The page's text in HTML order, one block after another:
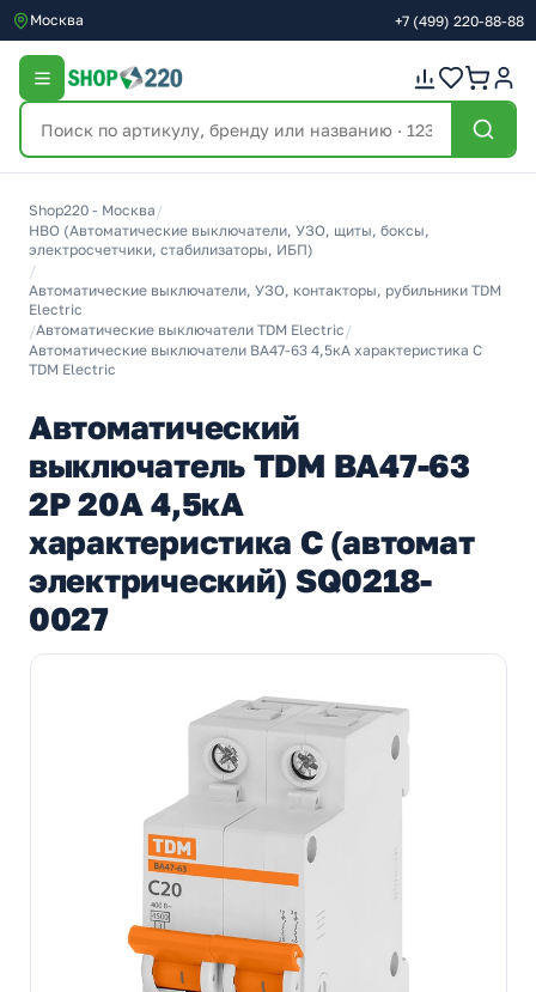
Москва +7 (499) 220-88-88
Shop220 - Москва /
НВО (Автоматические выключатели, УЗО, щиты, боксы,
электросчетчики, стабилизаторы, ИБП)
/
Автоматические выключатели, УЗО, контакторы, рубильники TDM
Electric
/Автоматические выключатели TDM Electric /
Автоматические выключатели ВА47-63 4,5кА характеристика C
TDM Electric
Автоматический
выключатель TDM ВА47-63
2Р 20А 4,5кА
характеристика C (автомат
электрический) SQ0218-
0027